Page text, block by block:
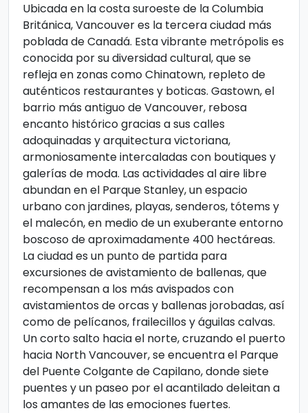
Ubicada en la costa suroeste de la Columbia
Británica, Vancouver es la tercera ciudad más
poblada de Canadá. Esta vibrante metrópolis es
conocida por su diversidad cultural, que se
refleja en zonas como Chinatown, repleto de
auténticos restaurantes y boticas. Gastown, el
barrio más antiguo de Vancouver, rebosa
encanto histórico gracias a sus calles
adoquinadas y arquitectura victoriana,
armoniosamente intercaladas con boutiques y
galerías de moda. Las actividades al aire libre
abundan en el Parque Stanley, un espacio
urbano con jardines, playas, senderos, tótems y
el malecón, en medio de un exuberante entorno
boscoso de aproximadamente 400 hectáreas.
La ciudad es un punto de partida para
excursiones de avistamiento de ballenas, que
recompensan a los más avispados con
avistamientos de orcas y ballenas jorobadas, así
como de pelícanos, frailecillos y águilas calvas.
Un corto salto hacia el norte, cruzando el puerto
hacia North Vancouver, se encuentra el Parque
del Puente Colgante de Capilano, donde siete
puentes y un paseo por el acantilado deleitan a
los amantes de las emociones fuertes.